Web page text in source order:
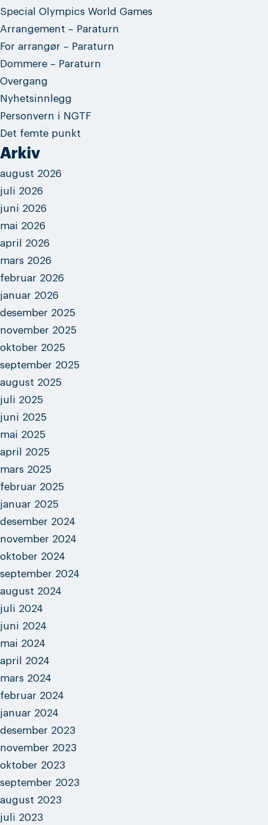
Special Olympics World Games
Arrangement – Paraturn
For arrangør – Paraturn
Dommere – Paraturn
Overgang
Nyhetsinnlegg
Personvern i NGTF
Det femte punkt
Arkiv
august 2026
juli 2026
juni 2026
mai 2026
april 2026
mars 2026
februar 2026
januar 2026
desember 2025
november 2025
oktober 2025
september 2025
august 2025
juli 2025
juni 2025
mai 2025
april 2025
mars 2025
februar 2025
januar 2025
desember 2024
november 2024
oktober 2024
september 2024
august 2024
juli 2024
juni 2024
mai 2024
april 2024
mars 2024
februar 2024
januar 2024
desember 2023
november 2023
oktober 2023
september 2023
august 2023
juli 2023